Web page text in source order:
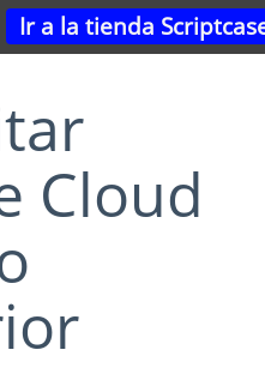
Ir a la tienda
Cloud